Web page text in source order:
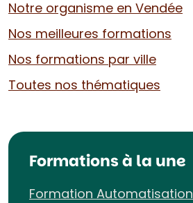
Notre organisme en Vendée
Nos meilleures formations
Nos formations par ville
Toutes nos thématiques
Formations à la une
Formation Automatisation